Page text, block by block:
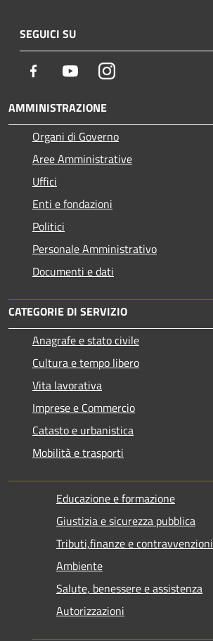
SEGUICI SU
Facebook YoutubeInstagram
AMMINISTRAZIONE
Organi di Governo
Aree Amministrative
Uffici
Enti e fondazioni
Politici
Personale Amministrativo
Documenti e dati
CATEGORIE DI SERVIZIO
Anagrafe e stato civile
Cultura e tempo libero
Vita lavorativa
Imprese e Commercio
Catasto e urbanistica
Mobilità e trasporti
Educazione e formazione
Giustizia e sicurezza pubblica
Tributi,finanze e contravvenzioni
Ambiente
Salute, benessere e assistenza
Autorizzazioni